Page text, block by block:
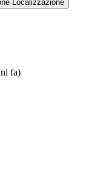
Localizzazione
fa)